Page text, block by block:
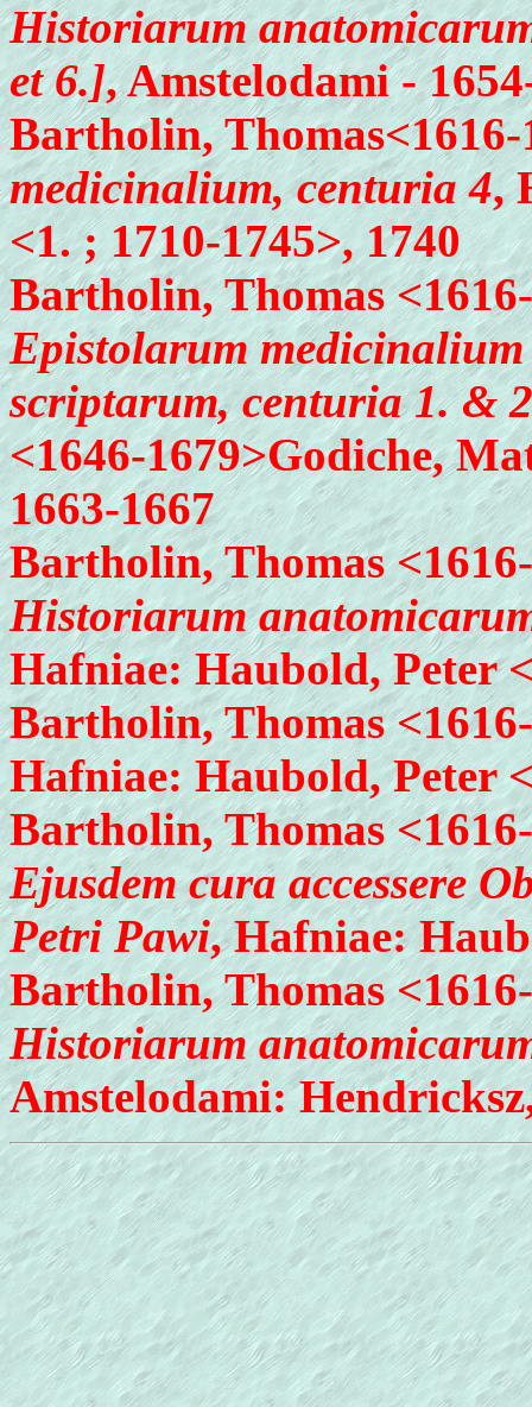
Historiarum
et 6.], Amstelodami -
Bartholin, Thomas<1616-
medicinalium, centuria 4,
<1. ; 1710-1745>, 1740
Bartholin, Thomas
Epistolarum medicinalium
scriptarum, centuria 1. &
<1646-1679>Godiche,
1663-1667
Bartholin, Thomas
Historiarum
Hafniae: Haubold, Peter
Bartholin, Thomas
Hafniae: Haubold, Peter
Bartholin, Thomas
Ejusdem cura accessere
Petri Pawi, Hafniae:
Bartholin, Thomas
Historiarum
Amstelodami: